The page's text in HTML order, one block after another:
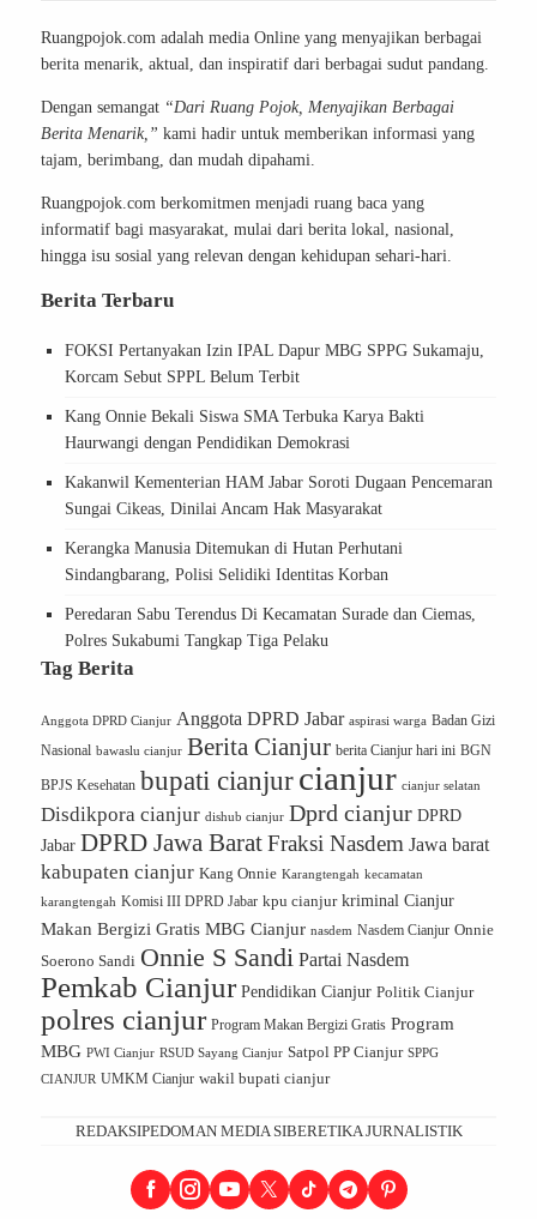
Ruangpojok.com adalah media Online yang menyajikan berbagai
berita menarik, aktual, dan inspiratif dari berbagai sudut pandang.
Dengan semangat “Dari Ruang Pojok, Menyajikan Berbagai
Berita Menarik,” kami hadir untuk memberikan informasi yang
tajam, berimbang, dan mudah dipahami.
Ruangpojok.com berkomitmen menjadi ruang baca yang
informatif bagi masyarakat, mulai dari berita lokal, nasional,
hingga isu sosial yang relevan dengan kehidupan sehari-hari.
Berita Terbaru
FOKSI Pertanyakan Izin IPAL Dapur MBG SPPG Sukamaju,
Korcam Sebut SPPL Belum Terbit
Kang Onnie Bekali Siswa SMA Terbuka Karya Bakti
Haurwangi dengan Pendidikan Demokrasi
Kakanwil Kementerian HAM Jabar Soroti Dugaan Pencemaran
Sungai Cikeas, Dinilai Ancam Hak Masyarakat
Kerangka Manusia Ditemukan di Hutan Perhutani
Sindangbarang, Polisi Selidiki Identitas Korban
Peredaran Sabu Terendus Di Kecamatan Surade dan Ciemas,
Polres Sukabumi Tangkap Tiga Pelaku
Tag Berita
Anggota DPRD Cianjur Anggota DPRD Jabar aspirasi warga Badan Gizi
Nasional bawaslu cianjur Berita Cianjur berita Cianjur hari ini BGN
BPJS Kesehatan bupati cianjur cianjur cianjur selatan
Disdikpora cianjur dishub cianjur Dprd cianjur DPRD
Jabar DPRD Jawa BaratFraksi Nasdem Jawa barat
kabupaten cianjur Kang Onnie Karangtengah kecamatan
karangtengah Komisi III DPRD Jabar kpu cianjur kriminal Cianjur
Makan Bergizi Gratis MBG Cianjur nasdem Nasdem Cianjur Onnie
Soerono Sandi Onnie S Sandi Partai Nasdem
Pemkab Cianjur Pendidikan Cianjur Politik Cianjur
polres cianjur Program Makan Bergizi Gratis Program
MBG PWI Cianjur RSUD Sayang Cianjur Satpol PP Cianjur SPPG
CIANJUR UMKM Cianjur wakil bupati cianjur
REDAKSIPEDOMAN MEDIA SIBERETIKA JURNALISTIK